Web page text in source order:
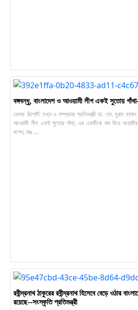
বঙ্গবন্ধু, বাংলাদেশ ও আওয়ামী লীগ একই সুতোয়
ডেস্ক রিপোর্ট: তথ্য ও সম্প্রচার প্রতিমন্ত্রী ডা. মো. মুরাদ
আওয়ামী লীগ একই সুতোয় গাঁথা, এর একটিকে বাদ দিয়ে
বলেন, বাঙ ...
রবীন্দ্রনাথ ঠাকুরের রবীন্দ্রনাথ হিসেবে বেড়ে ওঠার
রয়েছে--সংস্কৃতি প্রতিমন্ত্রী